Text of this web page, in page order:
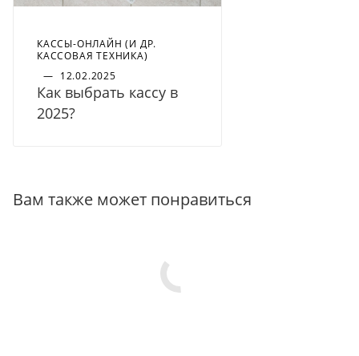
КАССЫ-ОНЛАЙН (И ДР.
КАССОВАЯ ТЕХНИКА)
— 12.02.2025
Как выбрать кассу в
2025?
Вам также может понравиться